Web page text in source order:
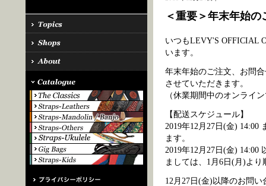
＜重要＞年末年始
いつもLEVY'S OFFICIAL
います。
年末年始のご注文、お問
させていただきます。
（休業期間中のオンライ
【配送スケジュール】
2019年12月27日(金) 14:00
ます。
2019年12月27日(金) 14:00
ましては、1月6日(月)よ
12月27日(金)以降のお問